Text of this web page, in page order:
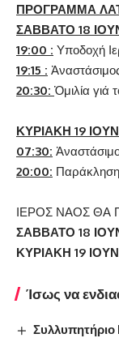
ΠΡΟΓΡΑΜΜΑ
ΣΑΒΒΑΤΟ 18
19:00 : Υποδοχή
19:15 :
20:30: Ὁμιλία γιά
ΚΥΡΙΑΚΗ 19
07:30:
20:00:
ΙΕΡΟΣ ΝΑΟΣ ΘΑ
ΣΑΒΒΑΤΟ 18
ΚΥΡΙΑΚΗ 19
Ίσως να